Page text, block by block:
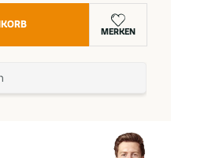
MERKEN